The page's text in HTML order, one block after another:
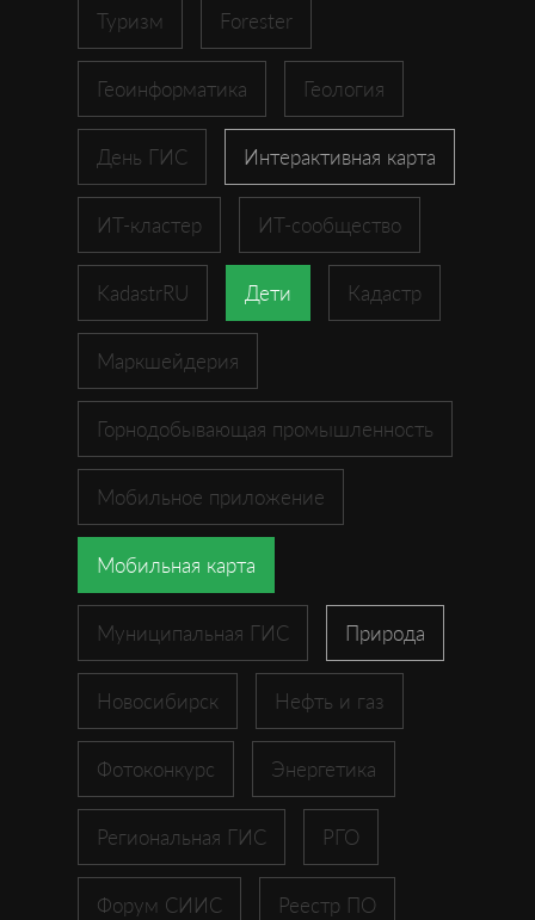
Туризм Forester
Геоинформатика Геология
День ГИС Интерактивная карта
ИТ-кластер ИТ-сообщество
KadastrRU Дети Кадастр
Маркшейдерия
Горнодобывающая промышленность
Мобильное приложение
Мобильная карта
Муниципальная ГИС Природа
Новосибирск Нефть и газ
Фотоконкурс Энергетика
Региональная ГИС РГО
Форум СИИС Реестр ПО